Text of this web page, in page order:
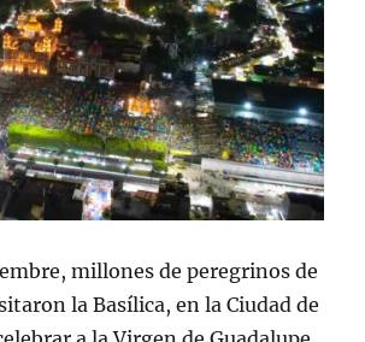
millones de peregrinos de
la Basílica, en la Ciudad de